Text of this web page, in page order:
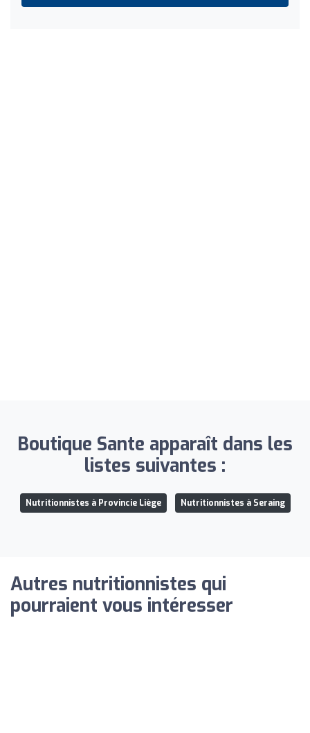
Boutique Sante apparaît dans les
listes suivantes :
Nutritionnistes à Provincie Liège Nutritionnistes à Seraing
Autres nutritionnistes qui
pourraient vous intéresser